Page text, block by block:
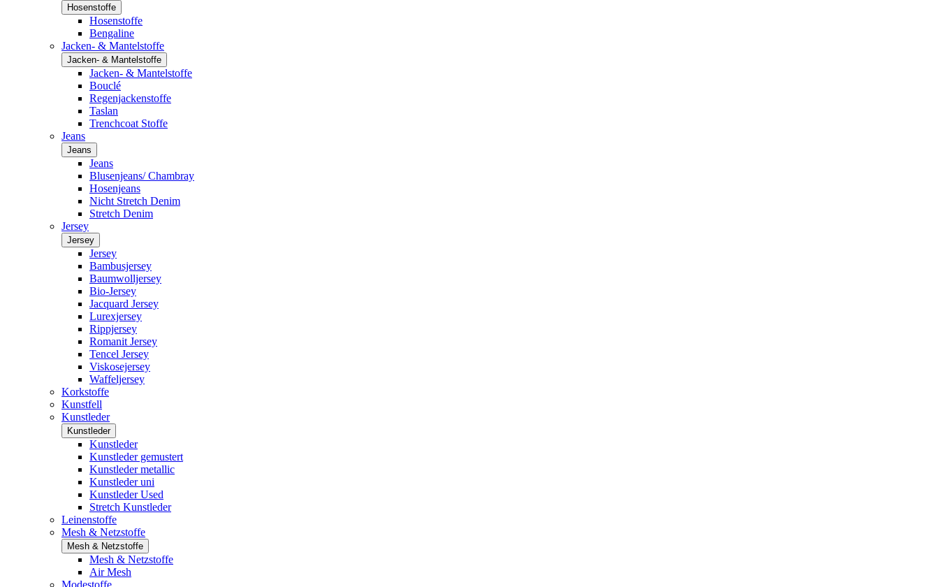
Hosenstoffe
Hosenstoffe
Bengaline
Jacken- & Mantelstoffe
Jacken- & Mantelstoffe
Jacken- & Mantelstoffe
Bouclé
Regenjackenstoffe
Taslan
Trenchcoat Stoffe
Jeans
Jeans
Jeans
Blusenjeans/ Chambray
Hosenjeans
Nicht Stretch Denim
Stretch Denim
Jersey
Jersey
Jersey
Bambusjersey
Baumwolljersey
Bio-Jersey
Jacquard Jersey
Lurexjersey
Rippjersey
Romanit Jersey
Tencel Jersey
Viskosejersey
Waffeljersey
Korkstoffe
Kunstfell
Kunstleder
Kunstleder
Kunstleder
Kunstleder gemustert
Kunstleder metallic
Kunstleder uni
Kunstleder Used
Stretch Kunstleder
Leinenstoffe
Mesh & Netzstoffe
Mesh & Netzstoffe
Mesh & Netzstoffe
Air Mesh
Modestoffe